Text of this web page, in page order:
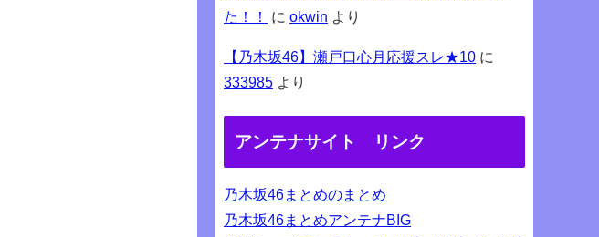
た！！
に okwin より
【乃木坂46】瀬戸口心月応援スレ★10 に
333985 より
アンテナサイト リンク
乃木坂46まとめのまとめ
乃木坂46まとめアンテナBIG